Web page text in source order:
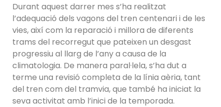
Durant aquest darrer mes s’ha realitzat
l’adequació dels vagons del tren centenari i de les
vies, així com la reparació i millora de diferents
trams del recorregut que pateixen un desgast
progressiu al llarg de l’any a causa de la
climatologia. De manera paral·lela, s’ha dut a
terme una revisió completa de la línia aèria, tant
del tren com del tramvia, que també ha iniciat la
seva activitat amb l’inici de la temporada.